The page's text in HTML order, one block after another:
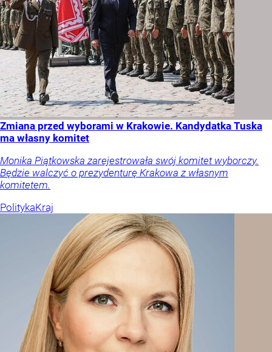
Zmiana przed wyborami w Krakowie. Kandydatka Tuska
ma własny komitet
Monika Piątkowska zarejestrowała swój komitet wyborczy.
Będzie walczyć o prezydenturę Krakowa z własnym
komitetem.
PolitykaKraj